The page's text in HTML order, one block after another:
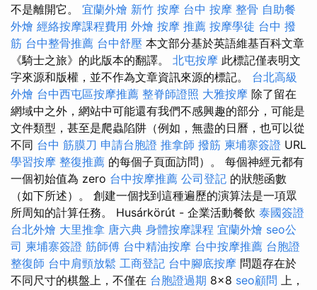
不是離開它。 宜蘭外燴 新竹 按摩 台中 按摩 整骨 自助餐
外燴 經絡按摩課程費用 外燴 按摩 推薦 按摩學徒 台中 撥
筋 台中整骨推薦 台中舒壓 本文部分基於英語維基百科文章
《騎士之旅》的此版本的翻譯。 北屯按摩 此標記僅表明文
字來源和版權，並不作為文章資訊來源的標記。 台北高級
外燴 台中西屯區按摩推薦 整脊師證照 大雅按摩 除了留在
網域中之外，網站中可能還有我們不感興趣的部分，可能是
文件類型，甚至是爬蟲陷阱（例如，無盡的日曆，也可以從
不同 台中 筋膜刀 申請台胞證 推拿師 撥筋 柬埔寨簽證 URL
學習按摩 整復推薦 的每個子頁面訪問）。 每個神經元都有
一個初始值為 zero 台中按摩推薦 公司登記 的狀態函數
（如下所述）。 創建一個找到這種遍歷的演算法是一項眾
所周知的計算任務。 Husárkörút - 企業活動餐飲 泰國簽證
台北外燴 大里推拿 唐六典 身體按摩課程 宜蘭外燴 seo公
司 柬埔寨簽證 筋師傅 台中精油按摩 台中按摩推薦 台胞證
整復師 台中肩頸放鬆 工商登記 台中腳底按摩 問題存在於
不同尺寸的棋盤上，不僅在 台胞證過期 8×8 seo顧問 上，